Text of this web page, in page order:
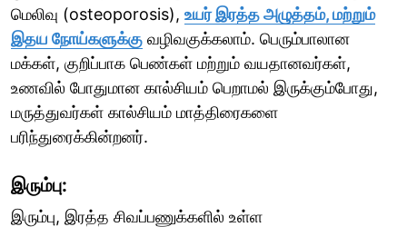
மெலிவு (osteoporosis), உயர் இரத்த அழுத்தம், மற்றும்
இதய நோய்களுக்கு வழிவகுக்கலாம். பெரும்பாலான
மக்கள், குறிப்பாக பெண்கள் மற்றும் வயதானவர்கள்,
உணவில் போதுமான கால்சியம் பெறாமல் இருக்கும்போது,
மருத்துவர்கள் கால்சியம் மாத்திரைகளை
பரிந்துரைக்கின்றனர்.
இரும்பு:
இரும்பு, இரத்த சிவப்பணுக்களில் உள்ள